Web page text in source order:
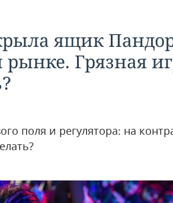
ящик
Грязная
поля и регулятора: на